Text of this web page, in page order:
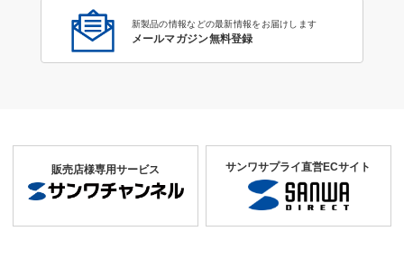
新製品の情報などの最新情報をお届けします
メールマガジン無料登録
販売店様専用サービス サンワサプライ直営ECサイト